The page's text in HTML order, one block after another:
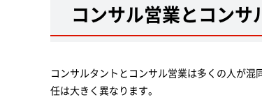
コンサル営業とコンサ
コンサルタントとコンサル営業は多くの人が
任は大きく異なります。